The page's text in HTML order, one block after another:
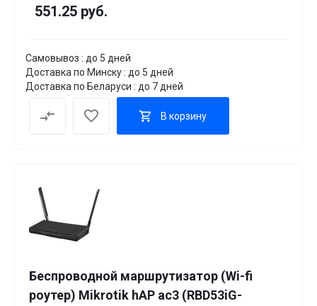
551.25 руб.
Самовывоз : до 5 дней
Доставка по Минску : до 5 дней
Доставка по Беларуси : до 7 дней
В корзину
Беспроводной маршрутизатор (Wi-fi
роутер) Mikrotik hAP ac3 (RBD53iG-